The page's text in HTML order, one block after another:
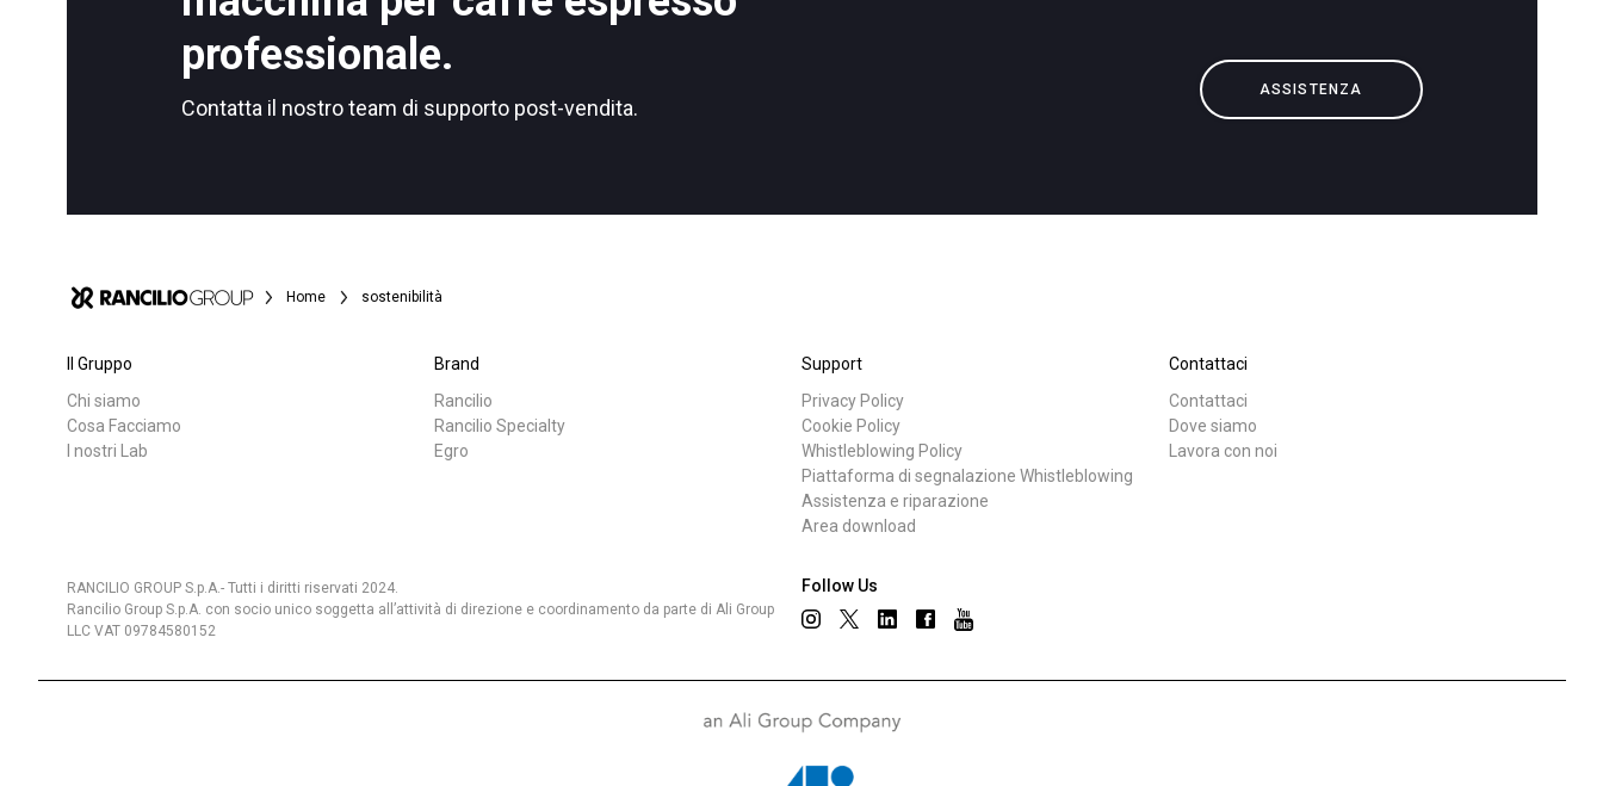
professionale.
Contatta il nostro team di supporto post-vendita.
ASSISTENZA
Home sostenibilità
Il Gruppo
Chi siamo
Cosa Facciamo
I nostri Lab
Brand
Rancilio
Rancilio Specialty
Egro
Support
Privacy Policy
Cookie Policy
Whistleblowing Policy
Piattaforma di segnalazione Whistleblowing
Assistenza e riparazione
Area download
Contattaci
Contattaci
Dove siamo
Lavora con noi
Follow Us
RANCILIO GROUP S.p.A.- Tutti i diritti riservati 2024.
Rancilio Group S.p.A. con socio unico soggetta all’attività di direzione e coordinamento da parte di Ali Group
LLC VAT 09784580152